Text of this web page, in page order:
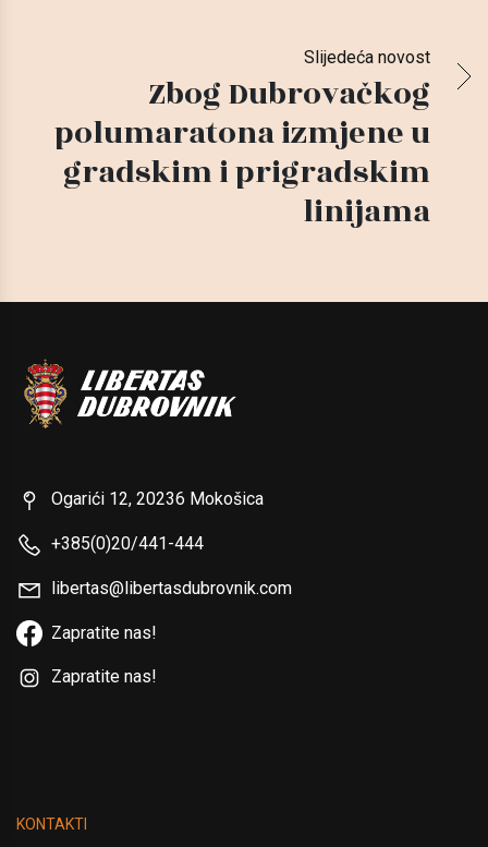
Slijedeća novost
Zbog Dubrovačkog
polumaratona izmjene u
gradskim i prigradskim
linijama
Ogarići 12, 20236 Mokošica
+385(0)20/441-444
libertas@libertasdubrovnik.com
Zapratite nas!
Zapratite nas!
KONTAKTI